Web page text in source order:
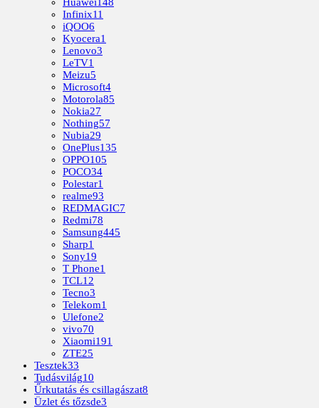
Infinix11
iQOO6
Kyocera1
Lenovo3
LeTV1
Meizu5
Microsoft4
Motorola85
Nokia27
Nothing57
Nubia29
OnePlus135
OPPO105
POCO34
Polestar1
realme93
REDMAGIC7
Redmi78
Samsung445
Sharp1
Sony19
T Phone1
TCL12
Tecno3
Telekom1
Ulefone2
vivo70
Xiaomi191
ZTE25
Tesztek33
Tudásvilág10
Űrkutatás és csillagászat8
Üzlet és tőzsde3